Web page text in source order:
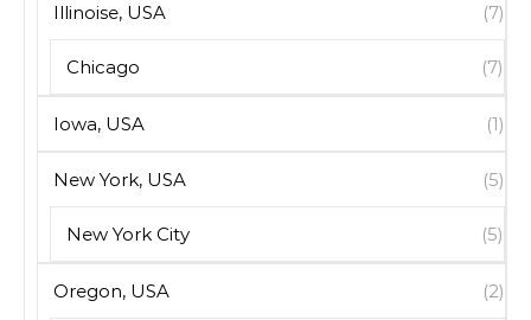
Illinoise, USA (7)
Chicago (7)
Iowa, USA (1)
New York, USA (5)
New York City (5)
Oregon, USA (2)